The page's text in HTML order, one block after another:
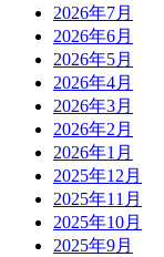
2026年7月
2026年6月
2026年5月
2026年4月
2026年3月
2026年2月
2026年1月
2025年12月
2025年11月
2025年10月
2025年9月